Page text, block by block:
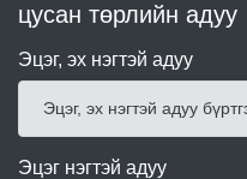
цусан төрлийн адуу
Эцэг, эх нэгтэй адуу
Эцэг, эх нэгтэй адуу
Эцэг нэгтэй адуу